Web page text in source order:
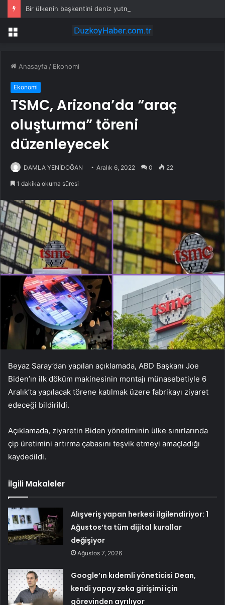
Bir ülkenin başkentini deniz yutmak üzere
Menü
Anasayfa / Ekonomi
Ekonomi
TSMC, Arizona’da “araç
oluşturma” töreni
düzenleyecek
DAMLA YENİDOĞAN Aralık 6, 2022 0 22
1 dakika okuma süresi
Beyaz Saray’dan yapılan açıklamada, ABD Başkanı Joe
Biden’ın ilk döküm makinesinin montajı münasebetiyle 6
Aralık’ta yapılacak törene katılmak üzere fabrikayı ziyaret
edeceği bildirildi.
Açıklamada, ziyaretin Biden yönetiminin ülke sınırlarında
çip üretimini artırma çabasını teşvik etmeyi amaçladığı
kaydedildi.
İlgili Makaleler
Alışveriş yapan herkesi ilgilendiriyor: 1
Ağustos’ta tüm dijital kurallar
değişiyor
Ağustos 7, 2026
Google’ın kıdemli yöneticisi Dean,
kendi yapay zeka girişimi için
görevinden ayrılıyor